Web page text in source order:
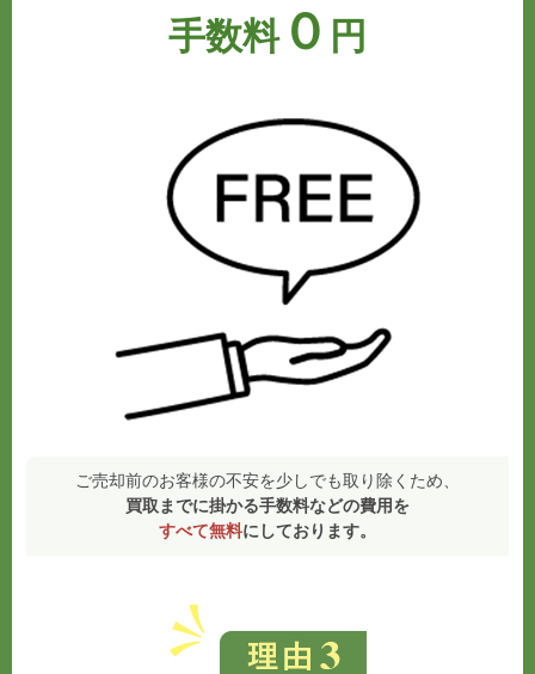
手数料０ 円
ご売却前のお客様の不安を少しでも取り除くため、
買取までに掛かる手数料などの費用を
すべて無料にしております。